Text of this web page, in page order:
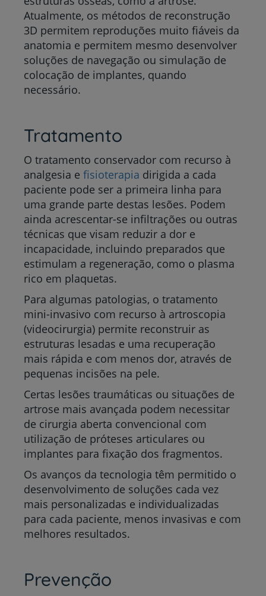
Atualmente, os métodos de reconstrução
3D permitem reproduções muito fiáveis da
anatomia e permitem mesmo desenvolver
soluções de navegação ou simulação de
colocação de implantes, quando
necessário.
Tratamento
O tratamento conservador com recurso à
analgesia e fisioterapia dirigida a cada
paciente pode ser a primeira linha para
uma grande parte destas lesões. Podem
ainda acrescentar-se infiltrações ou outras
técnicas que visam reduzir a dor e
incapacidade, incluindo preparados que
estimulam a regeneração, como o plasma
rico em plaquetas.
Para algumas patologias, o tratamento
mini-invasivo com recurso à artroscopia
(videocirurgia) permite reconstruir as
estruturas lesadas e uma recuperação
mais rápida e com menos dor, através de
pequenas incisões na pele.
Certas lesões traumáticas ou situações de
artrose mais avançada podem necessitar
de cirurgia aberta convencional com
utilização de próteses articulares ou
implantes para fixação dos fragmentos.
Os avanços da tecnologia têm permitido o
desenvolvimento de soluções cada vez
mais personalizadas e individualizadas
para cada paciente, menos invasivas e com
melhores resultados.
Prevenção